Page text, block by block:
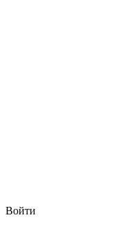
Войти